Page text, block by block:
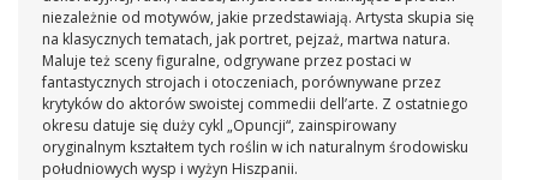
niezależnie od motywów, jakie przedstawiają. Artysta skupia się
na klasycznych tematach, jak portret, pejzaż, martwa natura.
Maluje też sceny figuralne, odgrywane przez postaci w
fantastycznych strojach i otoczeniach, porównywane przez
krytyków do aktorów swoistej commedii dell’arte. Z ostatniego
okresu datuje się duży cykl „Opuncji“, zainspirowany
oryginalnym kształtem tych roślin w ich naturalnym środowisku
południowych wysp i wyżyn Hiszpanii.